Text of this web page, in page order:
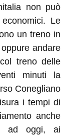
non può
Le
un treno in
andare
treno delle
minuti la
Conegliano
i tempi di
anche
ad oggi, ai